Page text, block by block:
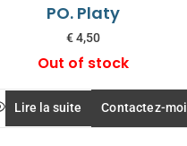
PO. Platy
€4,50
Out of stock
Lire la suite Contactez-moi